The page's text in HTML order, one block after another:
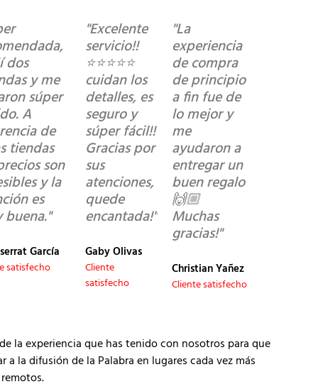
dos
y me
súper
A
de
tiendas
son
y la
es
buena."
García
satisfecho
"Excelente
servicio!!
⭐️⭐️⭐️⭐️⭐️
cuidan los
detalles, es
seguro y
súper fácil!!
Gracias por
sus
atenciones,
quede
encantada!"
Gaby Olivas
Cliente
satisfecho
"La
experiencia
de compra
de principio
a fin fue de
lo mejor y
me
ayudaron a
entregar un
buen regalo
🙌🏼
Muchas
gracias!"
Christian Yañez
Cliente satisfecho
la experiencia que has tenido con nosotros para que
la difusión de la Palabra en lugares cada vez más
remotos.